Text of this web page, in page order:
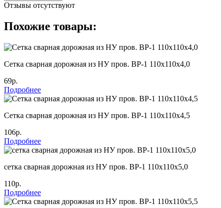
Отзывы отсутствуют
Похожие товары:
Cетка сварная дорожная из НУ пров. ВР-1 110х110х4,0
69р.
Подробнее
Cетка сварная дорожная из НУ пров. ВР-1 110х110х4,5
106р.
Подробнее
сетка сварная дорожная из НУ пров. ВР-1 110х110х5,0
110р.
Подробнее